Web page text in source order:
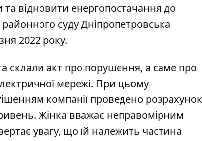
та відновити енергопостачання до
суду Дніпропетровська
2022 року.
склали акт про порушення, а саме про
мережі. При цьому
компанії проведено розрахунок
Жінка вважає неправомірним
увагу, що їй належить частина